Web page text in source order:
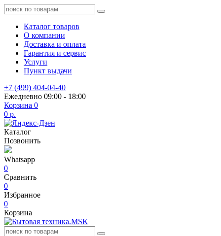
Каталог товаров
О компании
Доставка и оплата
Гарантия и сервис
Услуги
Пункт выдачи
+7 (499) 404-04-40
Ежедневно 09:00 - 18:00
Корзина 0
0 р.
Каталог
Позвонить
Whatsapp
0
Сравнить
0
Избранное
0
Корзина